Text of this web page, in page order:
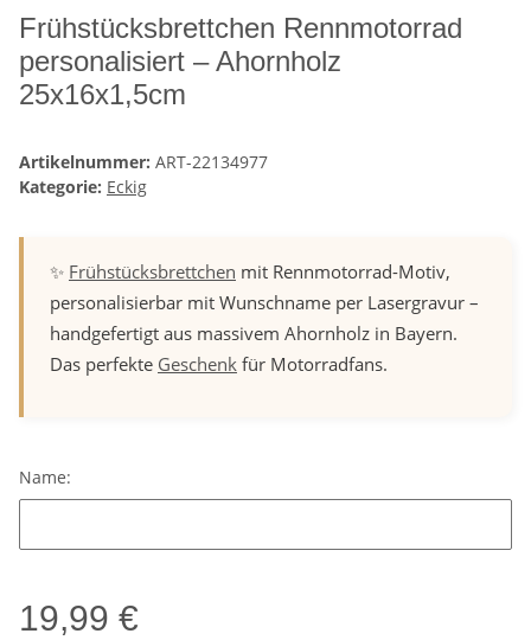
Frühstücksbrettchen Rennmotorrad
personalisiert – Ahornholz
25x16x1,5cm
Artikelnummer: ART-22134977
Kategorie: Eckig
✨ Frühstücksbrettchen mit Rennmotorrad-Motiv,
personalisierbar mit Wunschname per Lasergravur –
handgefertigt aus massivem Ahornholz in Bayern.
Das perfekte Geschenk für Motorradfans.
Name:
19,99 €